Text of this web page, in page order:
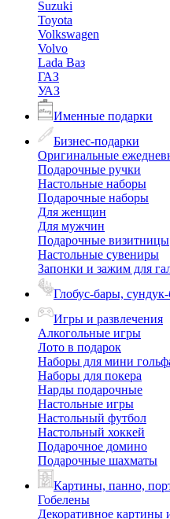
Suzuki
Toyota
Volkswagen
Volvo
Lada Ваз
ГАЗ
УАЗ
Именные подарки
Бизнес-подарки
Оригинальные
Подарочные ручки
Настольные наборы
Подарочные наборы
Для женщин
Для мужчин
Подарочные визитницы
Настольные сувениры
Запонки и зажим для
Глобус-бары,
Игры и развлечения
Алкогольные игры
Лото в подарок
Наборы для мини
Наборы для покера
Нарды подарочные
Настольные игры
Настольный футбол
Настольный хоккей
Подарочное домино
Подарочные шахматы
Картины, панно,
Гобелены
Декоративное картины